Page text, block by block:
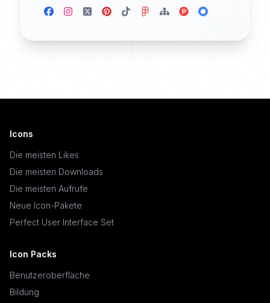
Icons
Die meisten Likes
Die meisten Downloads
Die meisten Aufrufe
Neue Icon-Pakete
Perfect User Interface Set
Icon Packs
Benutzeroberfläche
Bildung